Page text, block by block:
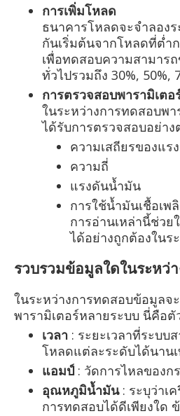
การเพิ่มโหลด
ธนาคารโหลดจะจำลอง
กันเริ่มต้นจากโหลดที่ต่ำ
เพื่อทดสอบความสามาร
ทั่วไปรวมถึง 30%, 50%,
การตรวจสอบพารามิเตอ
ในระหว่างการทดสอบพ
ได้รับการตรวจสอบอย่าง
ความเสถียรของแร
ความถี่
แรงดันน้ำมัน
การใช้น้ำมันเชื้อเพ
การอ่านเหล่านี้ช่วย
ได้อย่างถูกต้องใน
รวบรวมข้อมูลใดในระหว่
ในระหว่างการทดสอบข้อมูลจ
พารามิเตอร์หลายระบบ นี่คือ
เวลา : ระยะเวลาที่ระบบ
โหลดแต่ละระดับได้นาน
แอมป์ : วัดการไหลของ
อุณหภูมิน้ำมัน : ระบุว่าเ
การทดสอบได้ดีเพียงใด